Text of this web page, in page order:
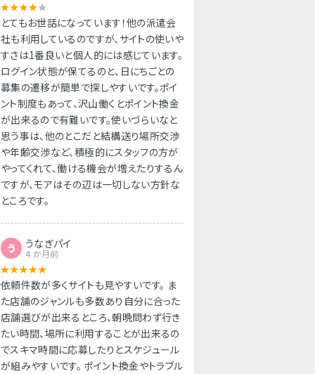
とてもお世話になっています！他の派遣会
社も利用しているのですが、サイトの使いや
すさは1番良いと個人的には感じています。
ログイン状態が保てるのと、日にちごとの
募集の遷移が簡単で探しやすいです。ポイ
ント制度もあって、沢山働くとポイント換金
が出来るので有難いです。使いづらいなと
思う事は、他のとこだと結構送り場所交渉
や年齢交渉など、積極的にスタッフの方が
やってくれて、働ける機会が増えたりするん
ですが、モアはその辺は一切しない方針な
ところです。
う うなぎパイ
4 か月前
依頼件数が多くサイトも見やすいです。 ま
た店舗のジャンルも多数あり自分に合った
店舗選びが出来るところ、朝晩問わず行き
たい時間、場所に利用することが出来るの
でスキマ時間に応募したりとスケジュール
が組みやすいです。 ポイント換金やトラブル